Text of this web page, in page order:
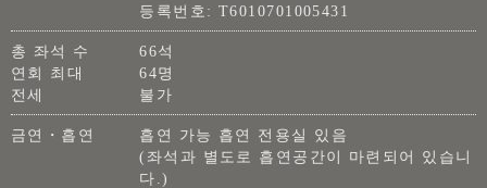
등록번호: T6010701005431
총 좌석 수
66석
연회 최대
64명
전세
불가
금연・흡연
흡연 가능 흡연 전용실 있음
(좌석과 별도로 흡연공간이 마련되어 있습니
다.)